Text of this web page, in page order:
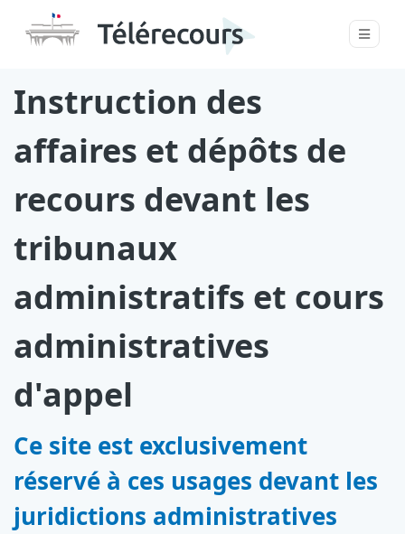
Instruction des
affaires et dépôts de
recours devant les
tribunaux
administratifs et cours
administratives
d'appel
Ce site est exclusivement
réservé à ces usages devant les
juridictions administratives